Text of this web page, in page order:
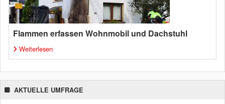
Flammen erfassen Wohnmobil und Dachstuhl
Weiterlesen
AKTUELLE UMFRAGE